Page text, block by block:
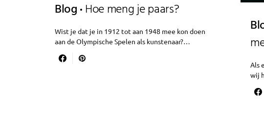
Blog Hoe meng je paars?
Wist je dat je in 1912 tot aan 1948 mee kon doen
aan de Olympische Spelen als kunstenaar?…
Als
wij